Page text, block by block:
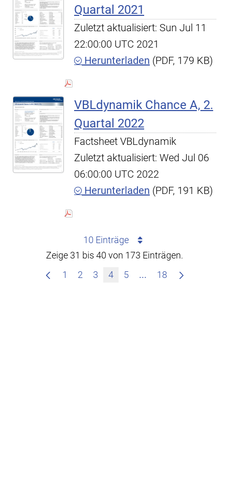
Quartal 2021
Zuletzt aktualisiert: Sun Jul 11
22:00:00 UTC 2021
Herunterladen (PDF, 179 KB)
VBLdynamik Chance A, 2.
Quartal 2022
Factsheet VBLdynamik
Zuletzt aktualisiert: Wed Jul 06
06:00:00 UTC 2022
Herunterladen (PDF, 191 KB)
10 Einträge
Zeige 31 bis 40 von 173 Einträgen.
1
2 3 4 5 ... Zwischenseiten
18